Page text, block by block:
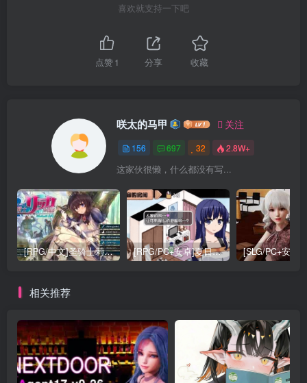
喜欢就支持一下吧
点赞1 分享 收藏
咲太的马甲 关注
156 697 32 2.8W+
这家伙很懒，什么都没有写...
[RPG/中文]圣骑士莉卡物语 白翼与银翼的姐妹V1.38[4G] [RPG/PC+安卓]夏日狂想曲：完结+2牛头人魔改版[3.5G]
相关推荐